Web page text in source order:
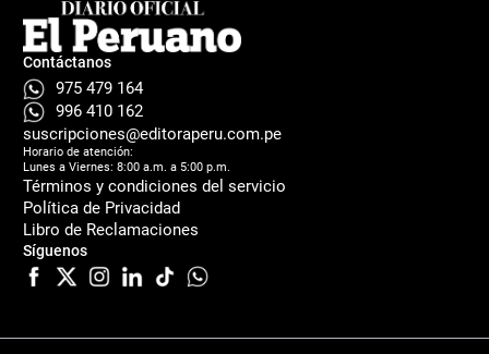
Contáctanos
975 479 164
996 410 162
suscripciones@editoraperu.com.pe
Horario de atención:
Lunes a Viernes: 8:00 a.m. a 5:00 p.m.
Términos y condiciones del servicio
Política de Privacidad
Libro de Reclamaciones
Síguenos